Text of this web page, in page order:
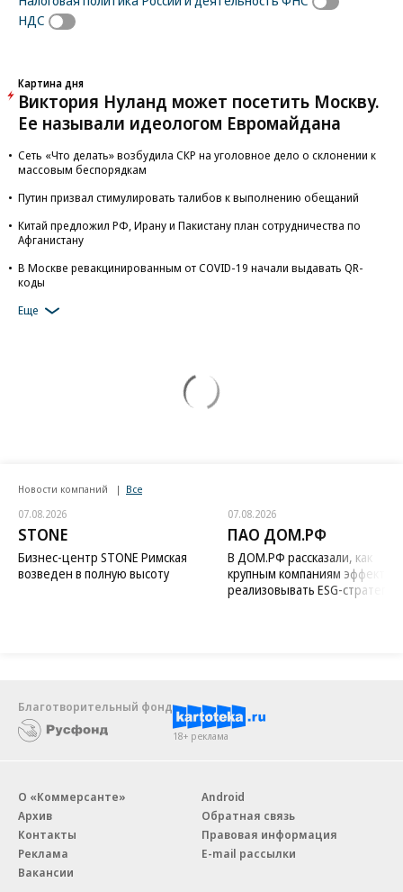
НДС
Картина дня
Виктория Нуланд может посетить Москву.
Ее называли идеологом Евромайдана
Сеть «Что делать» возбудила СКР на уголовное дело о склонении к
массовым беспорядкам
Путин призвал стимулировать талибов к выполнению обещаний
Китай предложил РФ, Ирану и Пакистану план сотрудничества по
Афганистану
В Москве ревакцинированным от COVID-19 начали выдавать QR-
коды
Еще
Новости компаний Все
07.08.2026
STONE
Бизнес-центр STONE Римская
возведен в полную высоту
07.08.2026
ПАО ДОМ.РФ
В ДОМ.РФ рассказали, как
крупным компаниям
реализовывать ESG-стратегию
Благотворительный фонд
18+ реклама
О «Коммерсанте»
Архив
Контакты
Реклама
Вакансии
Android
Обратная связь
Правовая информация
E-mail рассылки